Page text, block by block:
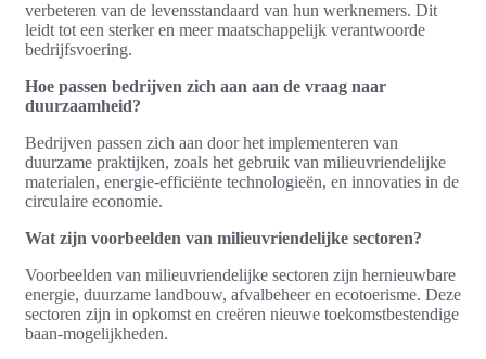
verbeteren van de levensstandaard van hun werknemers. Dit
leidt tot een sterker en meer maatschappelijk verantwoorde
bedrijfsvoering.
Hoe passen bedrijven zich aan aan de vraag naar
duurzaamheid?
Bedrijven passen zich aan door het implementeren van
duurzame praktijken, zoals het gebruik van milieuvriendelijke
materialen, energie-efficiënte technologieën, en innovaties in de
circulaire economie.
Wat zijn voorbeelden van milieuvriendelijke sectoren?
Voorbeelden van milieuvriendelijke sectoren zijn hernieuwbare
energie, duurzame landbouw, afvalbeheer en ecotoerisme. Deze
sectoren zijn in opkomst en creëren nieuwe toekomstbestendige
baan-mogelijkheden.